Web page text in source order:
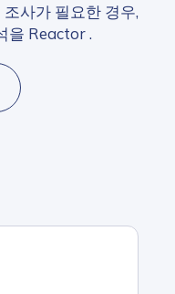
사가 필요한 경우,
을 Reactor .